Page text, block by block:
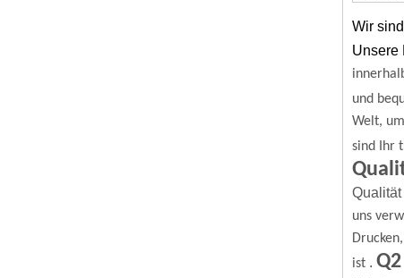
Wir
Unsere
und
Welt,
sind Ihr
uns
ist .